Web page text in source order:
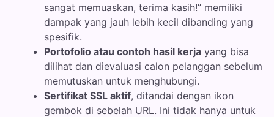
sangat memuaskan, terima kasih!” memiliki
dampak yang jauh lebih kecil dibanding yang
spesifik.
Portofolio atau contoh hasil kerja yang bisa
dilihat dan dievaluasi calon pelanggan sebelum
memutuskan untuk menghubungi.
Sertifikat SSL aktif, ditandai dengan ikon
gembok di sebelah URL. Ini tidak hanya untuk